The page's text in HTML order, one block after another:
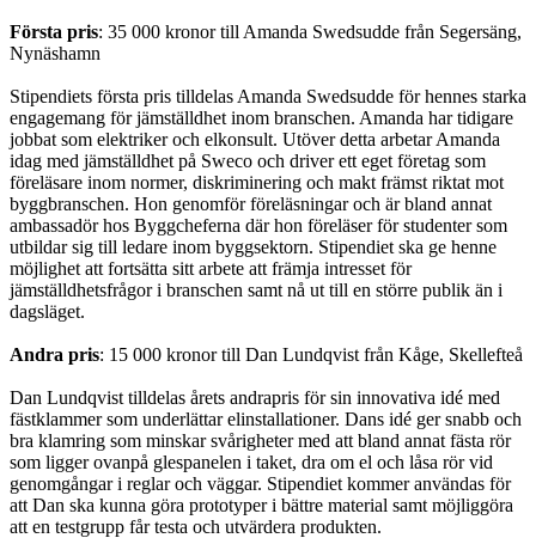
Första pris: 35 000 kronor till Amanda Swedsudde från Segersäng,
Nynäshamn
Stipendiets första pris tilldelas Amanda Swedsudde för hennes starka
engagemang för jämställdhet inom branschen. Amanda har tidigare
jobbat som elektriker och elkonsult. Utöver detta arbetar Amanda
idag med jämställdhet på Sweco och driver ett eget företag som
föreläsare inom normer, diskriminering och makt främst riktat mot
byggbranschen. Hon genomför föreläsningar och är bland annat
ambassadör hos Byggcheferna där hon föreläser för studenter som
utbildar sig till ledare inom byggsektorn. Stipendiet ska ge henne
möjlighet att fortsätta sitt arbete att främja intresset för
jämställdhetsfrågor i branschen samt nå ut till en större publik än i
dagsläget.
Andra pris: 15 000 kronor till Dan Lundqvist från Kåge, Skellefteå
Dan Lundqvist tilldelas årets andrapris för sin innovativa idé med
fästklammer som underlättar elinstallationer. Dans idé ger snabb och
bra klamring som minskar svårigheter med att bland annat fästa rör
som ligger ovanpå glespanelen i taket, dra om el och låsa rör vid
genomgångar i reglar och väggar. Stipendiet kommer användas för
att Dan ska kunna göra prototyper i bättre material samt möjliggöra
att en testgrupp får testa och utvärdera produkten.